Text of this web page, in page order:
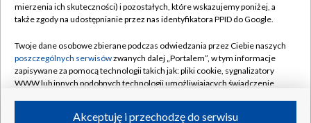
Naziemna Telewizja Cyfrowa
Rada Programowa
System NOS
Informacje o nadawcy
Pomoc
Kontakt
Kanały
mierzenia ich skuteczności) i pozostałych, które wskazujemy poniżej, a
także zgody na udostępnianie przez nas identyfikatora PPID do Google.
Twoje dane osobowe zbierane podczas odwiedzania przez Ciebie naszych
poszczególnych serwisówzwanych dalej „Portalem”, w tym informacje
zapisywane za pomocą technologii takich jak: pliki cookie, sygnalizatory
WWW lub innych podobnych technologii umożliwiających świadczenie
ruchu w Internecie.Akceptuję i przechodzę do serwisu